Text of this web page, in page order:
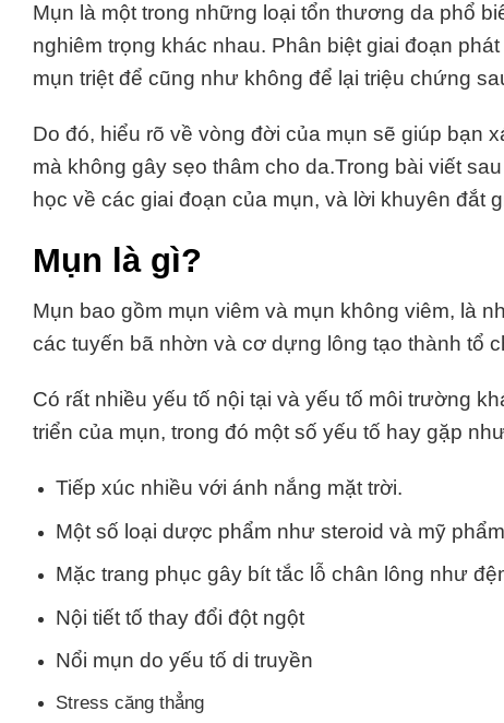
Mụn là một trong những loại tổn thương da phổ
nghiêm trọng khác nhau. Phân biệt giai đoạn
mụn triệt để cũng như không để lại triệu chứng
Do đó, hiểu rõ về vòng đời của mụn sẽ giúp bạn
mà không gây sẹo thâm cho da.Trong bài viết
học về các giai đoạn của mụn, và lời khuyên đắt
Mụn là gì?
Mụn bao gồm mụn viêm và mụn không viêm, là
các tuyến bã nhờn và cơ dựng lông tạo thành tổ
Có rất nhiều yếu tố nội tại và yếu tố môi trường
triển của mụn, trong đó một số yếu tố hay gặp
Tiếp xúc nhiều với ánh nắng mặt trời.
Một số loại dược phẩm như steroid và mỹ
Mặc trang phục gây bít tắc lỗ chân lông như
Nội tiết tố thay đổi đột ngột
Nổi mụn do yếu tố di truyền
Stress căng thẳng